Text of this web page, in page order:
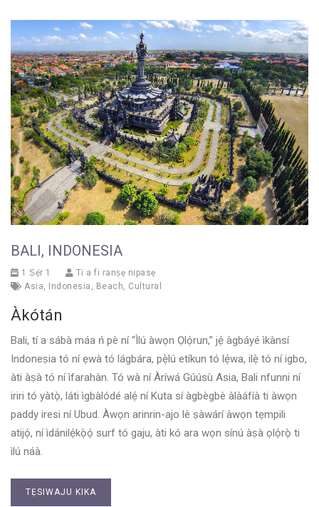
BALI, INDONESIA
1 Ṣẹ́r 1
Ti a fi ranṣẹ nipasẹ
Asia
Indonesia Beach Cultural
Àkótán
Bali, tí a sábà máa ń pè ní “Ìlú àwọn Ọlọ́run,” jẹ́ àgbáyé ìkànsí
Indoneṣia tó ní ẹwà tó lágbára, pẹ̀lú etíkun tó lẹ́wa, ilẹ̀ tó ní igbo,
àti àṣà tó ní ìfarahàn. Tó wà ní Àríwá Gúúsù Asia, Bali nfunni ní
iriri tó yàtọ̀, láti ìgbàlódé alẹ́ ní Kuta sí àgbègbè àlàáfíà ti àwọn
paddy iresi ní Ubud. Àwọn arinrin-ajo lè ṣàwárí àwọn tẹmpili
atijọ́, ní ìdánilẹ́kọ̀ọ́ surf tó gaju, àti kó ara wọn sínú àṣà ọlọ́rọ̀ ti
ìlú náà.
TẸSIWAJU KIKA